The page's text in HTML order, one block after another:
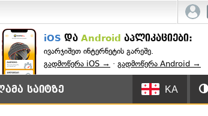
iOS და Android აპლიკაციები:
ივარჯიშეთ ინტერნეტის გარეშე.
გადმოწერა iOS → · გადმოწერა Android →
საიტზე KA